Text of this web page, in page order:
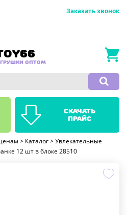
Заказать звонок
ОПТОМ
> Каталог > Увлекательные
12 шт в блоке 28510
скачать
прайс